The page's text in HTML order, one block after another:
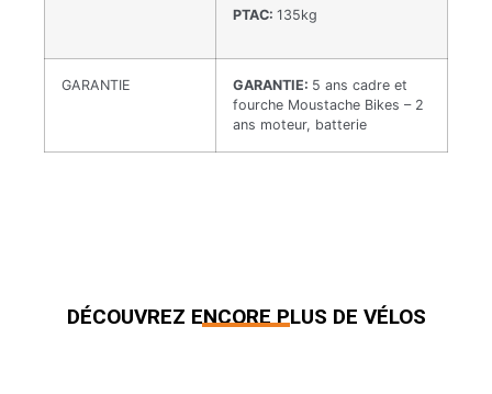
PTAC: 135kg
GARANTIE GARANTIE: 5 ans cadre et
fourche Moustache Bikes – 2
ans moteur, batterie
DÉCOUVREZ ENCORE PLUS DE VÉLOS